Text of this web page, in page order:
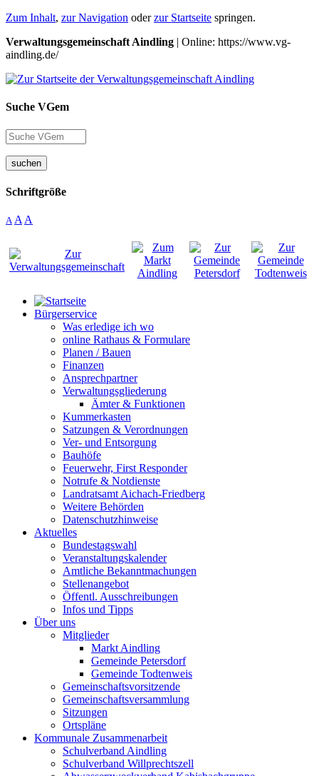
Zum Inhalt, zur Navigation oderzur Startseite springen.
Verwaltungsgemeinschaft Aindling | Online: https://www.vg-
aindling.de/
Suche VGem
suchen
Schriftgröße
A A A
Bürgerservice
Was erledige ich wo
online Rathaus & Formulare
Planen / Bauen
Finanzen
Ansprechpartner
Verwaltungsgliederung
Ämter & Funktionen
Kummerkasten
Satzungen & Verordnungen
Ver- und Entsorgung
Bauhöfe
Feuerwehr, First Responder
Notrufe & Notdienste
Landratsamt Aichach-Friedberg
Weitere Behörden
Datenschutzhinweise
Aktuelles
Bundestagswahl
Veranstaltungskalender
Amtliche Bekanntmachungen
Stellenangebot
Öffentl. Ausschreibungen
Infos und Tipps
Über uns
Mitglieder
Markt Aindling
Gemeinde Petersdorf
Gemeinde Todtenweis
Gemeinschaftsvorsitzende
Gemeinschaftsversammlung
Sitzungen
Ortspläne
Kommunale Zusammenarbeit
Schulverband Aindling
Schulverband Willprechtszell